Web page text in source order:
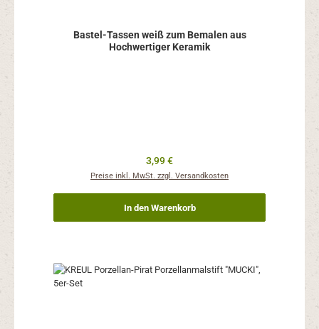
Bastel-Tassen weiß zum Bemalen aus
Hochwertiger Keramik
Regulärer Preis:
3,99 €
Preise inkl. MwSt. zzgl. Versandkosten
In den Warenkorb